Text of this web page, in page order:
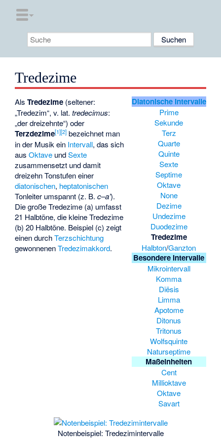
Tredezime
Diatonische Intervalle
Prime
Sekunde
Terz
Quarte
Quinte
Sexte
Septime
Oktave
None
Dezime
Undezime
Duodezime
Tredezime
Halbton/Ganzton
Besondere Intervalle
Mikrointervall
Komma
Diësis
Limma
Apotome
Ditonus
Tritonus
Wolfsquinte
Naturseptime
Maßeinheiten
Cent
Millioktave
Oktave
Savart
AlsTredezime (seltener:
„Tredezim“, v. lat.tredecimus:
„der dreizehnte“) oder
Terzdezime[1][2] bezeichnet man
in der Musik ein Intervall, das sich
ausOktave undSexte
zusammensetzt und damit
dreizehn Tonstufen einer
diatonischen, heptatonischen
Tonleiter umspannt (z. B.c–a’).
Die große Tredezime (a) umfasst
21 Halbtöne, die kleine Tredezime
(b) 20 Halbtöne. Beispiel (c) zeigt
einen durchTerzschichtung
gewonnenenTredezimakkord.
Notenbeispiel: Tredezimintervalle